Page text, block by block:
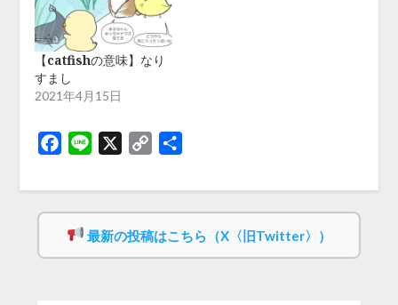
【catfishの意味】なり
すまし
2021年4月15日
Facebook
Line
Copy
最新の投稿はこちら（X〈旧Twitter〉）